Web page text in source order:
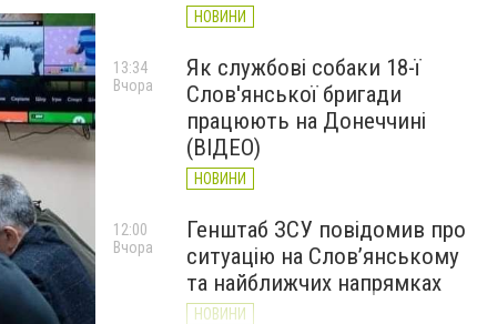
НОВИНИ
Як службові собаки 18-ї
Слов'янської бригади
працюють на Донеччині
(ВІДЕО)
НОВИНИ
13:34
Вчора
Генштаб ЗСУ повідомив про
ситуацію на Слов’янському
та найближчих напрямках
НОВИНИ
12:00
Вчора